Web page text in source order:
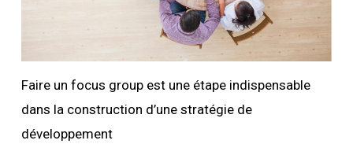
Faire un focus group est une étape indispensable
dans la construction d’une stratégie de
développement